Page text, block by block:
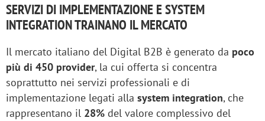
SERVIZI DI IMPLEMENTAZIONE E SYSTEM
INTEGRATION TRAINANO IL MERCATO
Il mercato italiano del Digital B2B è generato da poco
più di 450 provider, la cui offerta si concentra
soprattutto nei servizi professionali e di
implementazione legati alla system integration, che
rappresentano il 28% del valore complessivo del